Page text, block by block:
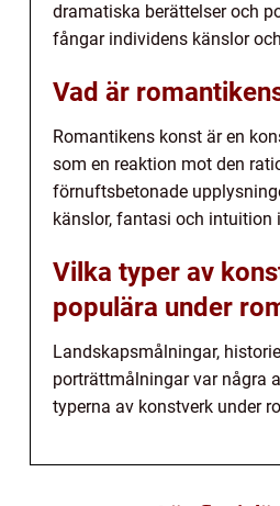
dramatiska berättelser och
fångar individens känslor
Vad är
Romantikens konst är en
som en reaktion mot den
förnuftsbetonade
känslor, fantasi och intuition
Vilka typer av
populära under
Landskapsmålningar,
porträttmålningar var några
typerna av konstverk under